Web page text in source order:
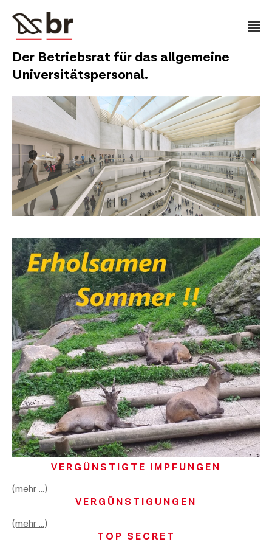
Der Betriebsrat für das allgemeine
Universitätspersonal.
VERGÜNSTIGTE IMPFUNGEN
(mehr …)
VERGÜNSTIGUNGEN
(mehr …)
TOP SECRET